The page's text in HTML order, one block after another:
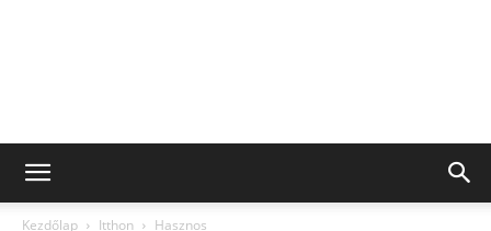
Kezdőlap Itthon Hasznos